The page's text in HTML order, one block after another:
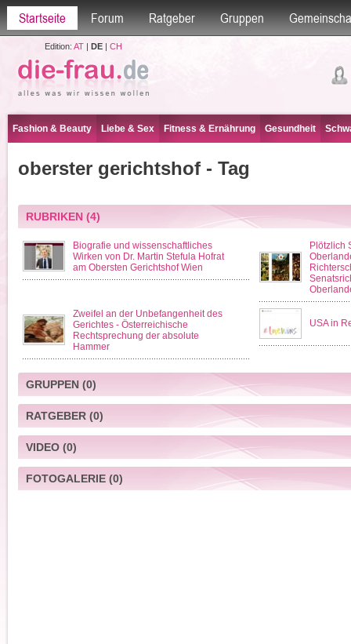
Startseite Forum Ratgeber Gruppen
Edition: AT| DE| CH
Fashion & Beauty Liebe & Sex Fitness & Ernährung Gesundheit
oberster gerichtshof - Tag
RUBRIKEN(4)
Biografie und wissenschaftliches
Wirken von Dr. Martin Stefula Hofrat
am Obersten Gerichtshof Wien
Plötzlich
Zweifel an der Unbefangenheit des
Gerichtes - Österreichische
Rechtsprechung der absolute
Hammer
USA in
GRUPPEN(0)
RATGEBER(0)
VIDEO(0)
FOTOGALERIE(0)